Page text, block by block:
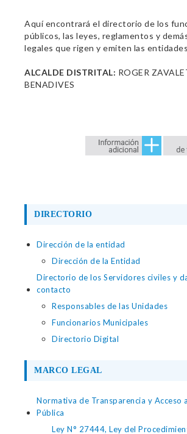
Aquí encontrará el directorio de los
públicos, las leyes, reglamentos y
legales que rigen y emiten las
ALCALDE DISTRITAL: ROGER
BENADIVES
DIRECTORIO
Dirección de la entidad
Dirección de la Entidad
Directorio de los Servidores civiles y
contacto
Responsables de las Unidades
Funcionarios Municipales
Directorio Digital
MARCO LEGAL
Normativa de Transparencia y Acceso
Pública
Ley N° 27444, Ley del